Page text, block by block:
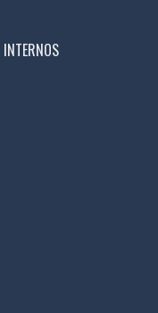
INTERNOS